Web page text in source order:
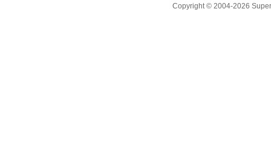
Copyright © 2004-2026